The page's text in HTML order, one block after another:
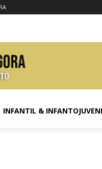
INFANTIL &